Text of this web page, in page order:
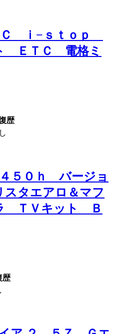
Ｃ ｉ−ｓｔｏｐ
ＥＴＣ 電格ミ
歴
５０ｈ バージョ
タエアロ＆マフ
ＴＶキット Ｂ
歴